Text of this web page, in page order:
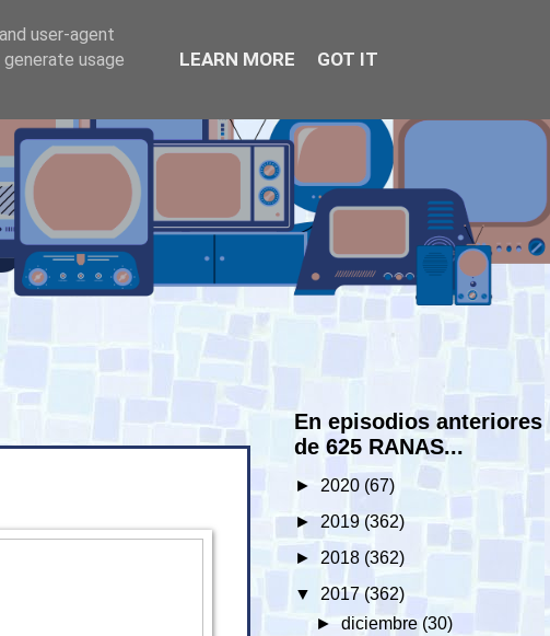
En episodios anteriores
de 625 RANAS...
► 2020 (67)
►2019 (362)
► 2018 (362)
▼ 2017 (362)
► diciembre (30)
user-agent
usage
LEARN MORE GOT IT